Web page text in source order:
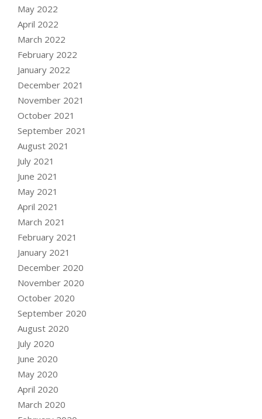
May 2022
April 2022
March 2022
February 2022
January 2022
December 2021
November 2021
October 2021
September 2021
August 2021
July 2021
June 2021
May 2021
April 2021
March 2021
February 2021
January 2021
December 2020
November 2020
October 2020
September 2020
August 2020
July 2020
June 2020
May 2020
April 2020
March 2020